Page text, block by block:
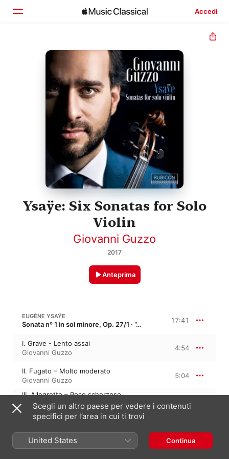
Accedi
Home
Scopri
Cerca
Ysaÿe: Six Sonatas for Solo
Violin
Giovanni Guzzo
2017
Anteprima
EUGÈNE YSAŸE
Sonata nº 1 in sol minore, Op. 27/1 · “Joseph Szigeti” 17:41
I. Grave - Lento assai
Giovanni Guzzo
4:54
II. Fugato – Molto moderato
Giovanni Guzzo
5:04
III. Allegretto – Poco scherzoso
aimabile
Giovanni Guzzo
4:46
Giovanni Guzzo
2:55
Scegli un altro paese per vedere i contenuti
specifici per l’area in cui ti trovi
United States Continua